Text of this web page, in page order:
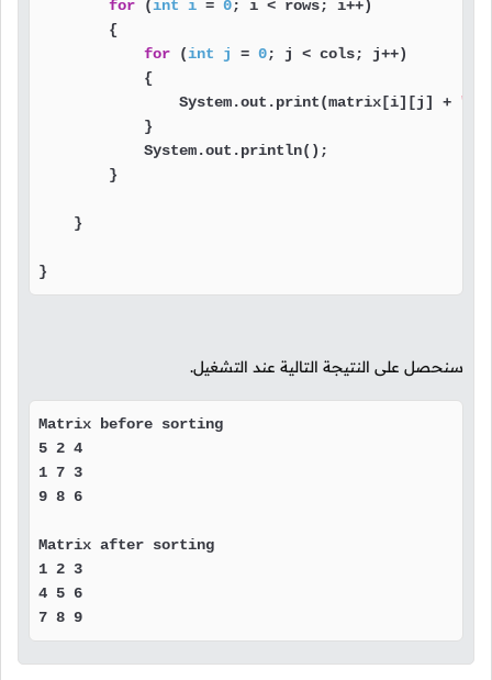
for (int i = 0; i < rows; i++)
        {
for (int j = 0; j < cols; j++)
            {
                System.out.print(matrix[i][j] +
" "
            }
            System.out.println();
        }
    }
}
سنحصل على النتيجة التالية عند التشغيل.
Matrix before sorting
5 2 4
1 7 3
9 8 6
Matrix after sorting
1 2 3
4 5 6
7 8 9